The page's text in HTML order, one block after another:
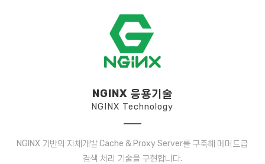
NGINX 응용기술
NGINX Technology
NGINX 기반의 자체개발 Cache & Proxy Server를 구축해 메머드급
검색 처리 기술을 구현합니다.